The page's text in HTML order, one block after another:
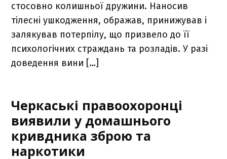
стосовно колишньої дружини. Наносив
тілесні ушкодження, ображав, принижував і
залякував потерпілу, що призвело до її
психологічних страждань та розладів. У разі
доведення вини […]
Черкаські правоохоронці
виявили у домашнього
кривдника зброю та
наркотики